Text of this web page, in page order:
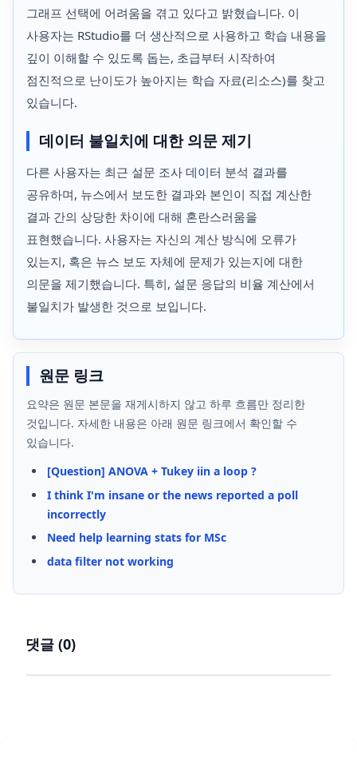
그래프 선택에 어려움을 겪고 있다고 밝혔습니다. 이
사용자는 RStudio를 더 생산적으로 사용하고 학습 내용을
깊이 이해할 수 있도록 돕는, 초급부터 시작하여
점진적으로 난이도가 높아지는 학습 자료(리소스)를 찾고
있습니다.
데이터 불일치에 대한 의문 제기
다른 사용자는 최근 설문 조사 데이터 분석 결과를
공유하며, 뉴스에서 보도한 결과와 본인이 직접 계산한
결과 간의 상당한 차이에 대해 혼란스러움을
표현했습니다. 사용자는 자신의 계산 방식에 오류가
있는지, 혹은 뉴스 보도 자체에 문제가 있는지에 대한
의문을 제기했습니다. 특히, 설문 응답의 비율 계산에서
불일치가 발생한 것으로 보입니다.
원문 링크
요약은 원문 본문을 재게시하지 않고 하루 흐름만 정리한
것입니다. 자세한 내용은 아래 원문 링크에서 확인할 수
있습니다.
[Question] ANOVA + Tukey iin a loop ?
I think I'm insane or the news reported a poll
incorrectly
Need help learning stats for MSc
data filter not working
댓글 (0)